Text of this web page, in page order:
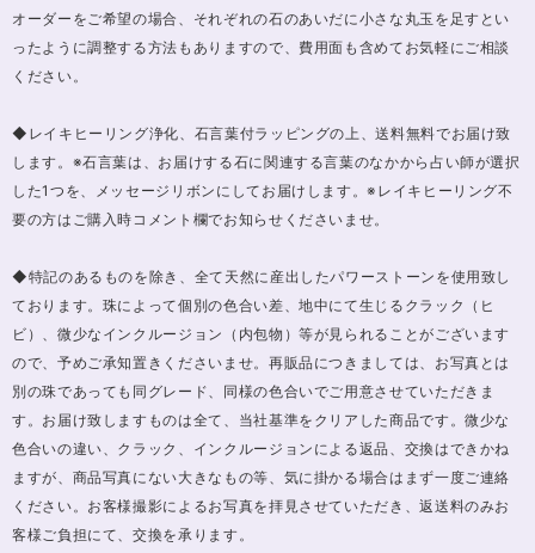
オーダーをご希望の場合、それぞれの石のあいだに小さな丸玉を足すとい
ったように調整する方法もありますので、費用面も含めてお気軽にご相談
ください。
◆レイキヒーリング浄化、石言葉付ラッピングの上、送料無料でお届け致
します。※石言葉は、お届けする石に関連する言葉のなかから占い師が選択
した1つを、メッセージリボンにしてお届けします。※レイキヒーリング不
要の方はご購入時コメント欄でお知らせくださいませ。
◆特記のあるものを除き、全て天然に産出したパワーストーンを使用致し
ております。珠によって個別の色合い差、地中にて生じるクラック（ヒ
ビ）、微少なインクルージョン（内包物）等が見られることがございます
ので、予めご承知置きくださいませ。再販品につきましては、お写真とは
別の珠であっても同グレード、同様の色合いでご用意させていただきま
す。お届け致しますものは全て、当社基準をクリアした商品です。微少な
色合いの違い、クラック、インクルージョンによる返品、交換はできかね
ますが、商品写真にない大きなもの等、気に掛かる場合はまず一度ご連絡
ください。お客様撮影によるお写真を拝見させていただき、返送料のみお
客様ご負担にて、交換を承ります。